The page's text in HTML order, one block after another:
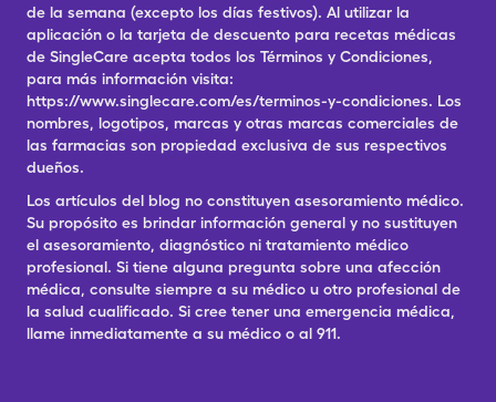
de la semana (excepto los días festivos). Al utilizar la
aplicación o la tarjeta de descuento para recetas médicas
de SingleCare acepta todos los Términos y Condiciones,
para más información visita:
https://www.singlecare.com/es/terminos-y-condiciones. Los
nombres, logotipos, marcas y otras marcas comerciales de
las farmacias son propiedad exclusiva de sus respectivos
dueños.
Los artículos del blog no constituyen asesoramiento médico.
Su propósito es brindar información general y no sustituyen
el asesoramiento, diagnóstico ni tratamiento médico
profesional. Si tiene alguna pregunta sobre una afección
médica, consulte siempre a su médico u otro profesional de
la salud cualificado. Si cree tener una emergencia médica,
llame inmediatamente a su médico o al 911.